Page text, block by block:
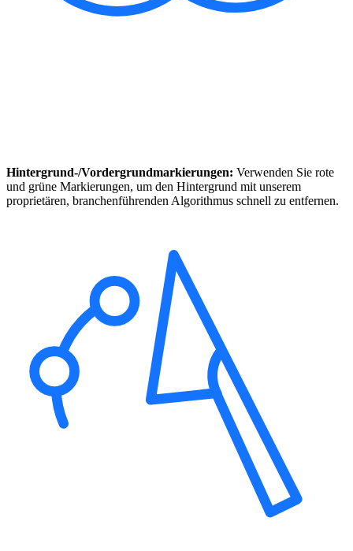
Hintergrund-/Vordergrundmarkierungen: Verwenden Sie rote
und grüne Markierungen, um den Hintergrund mit unserem
proprietären, branchenführenden Algorithmus schnell zu entfernen.